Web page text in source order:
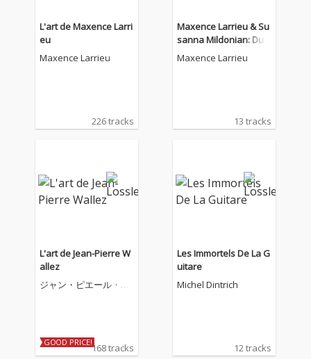
L'art de Maxence Larri
eu
Maxence Larrieu
226 tracks
Maxence Larrieu & Su
sanna Mildonian: Duo
Recital
Maxence Larrieu
13 tracks
L'art de Jean-Pierre W
allez
ジャン・ピエール・ヴ
GOOD PRICE!168 tracks
Les Immortels De La G
uitare
Michel Dintrich
12 tracks